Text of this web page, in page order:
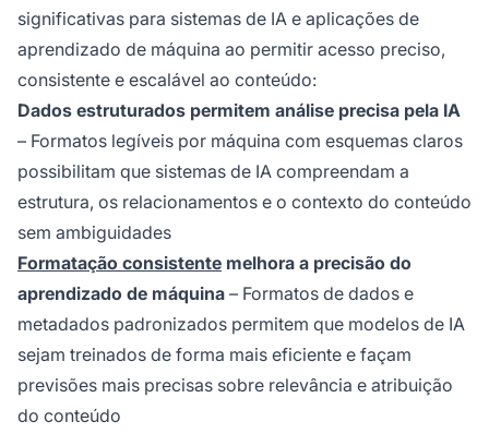
significativas para sistemas de IA e aplicações de
aprendizado de máquina ao permitir acesso preciso,
consistente e escalável ao conteúdo:
Dados estruturados permitem análise precisa pela IA
– Formatos legíveis por máquina com esquemas claros
possibilitam que sistemas de IA compreendam a
estrutura, os relacionamentos e o contexto do conteúdo
sem ambiguidades
Formatação consistente melhora a precisão do
aprendizado de máquina – Formatos de dados e
metadados padronizados permitem que modelos de IA
sejam treinados de forma mais eficiente e façam
previsões mais precisas sobre relevância e atribuição
do conteúdo